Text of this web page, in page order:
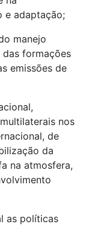
e adaptação;
manejo
formações
emissões de
nos
de
da
na atmosfera,
as políticas